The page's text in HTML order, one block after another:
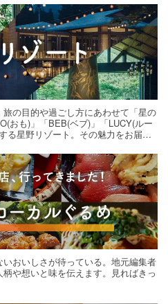
旅の目的や過ごし方にあわせて「星の
おも)」「BEB(ベブ)」「LUCY(ルー
る星野リゾート。その魅力をお届け
おいしさが待っている。地元編集者
や想いと味を伝えます。見ればきっ